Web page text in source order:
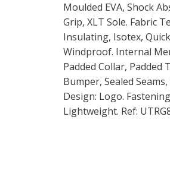
Moulded EVA, Shock
Grip, XLT Sole. Fabric
Insulating, Isotex,
Windproof. Internal
Padded Collar, Padded
Bumper, Sealed
Design: Logo.
Lightweight. Ref: